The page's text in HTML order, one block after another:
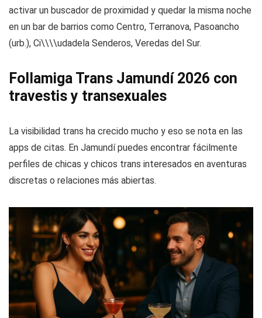
activar un buscador de proximidad y quedar la misma noche
en un bar de barrios como Centro, Terranova, Pasoancho
(urb.), Ci\\\\udadela Senderos, Veredas del Sur.
Follamiga Trans Jamundí 2026 con
travestis y transexuales
La visibilidad trans ha crecido mucho y eso se nota en las
apps de citas. En Jamundí puedes encontrar fácilmente
perfiles de chicas y chicos trans interesados en aventuras
discretas o relaciones más abiertas.